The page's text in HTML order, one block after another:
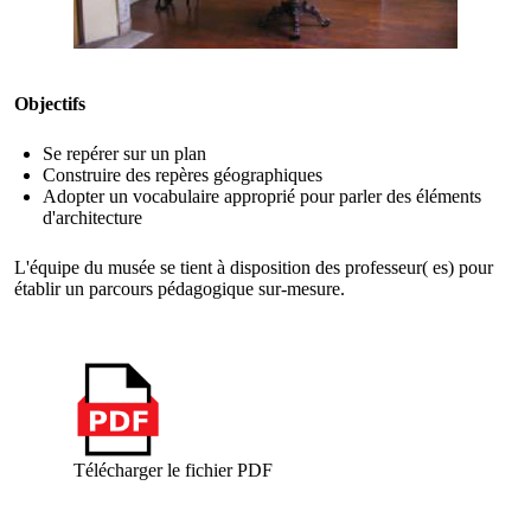
Objectifs
Se repérer sur un plan
Construire des repères géographiques
Adopter un vocabulaire approprié pour parler des éléments
d'architecture
L'équipe du musée se tient à disposition des professeur( es) pour
établir un parcours pédagogique sur-mesure.
Télécharger le fichier PDF